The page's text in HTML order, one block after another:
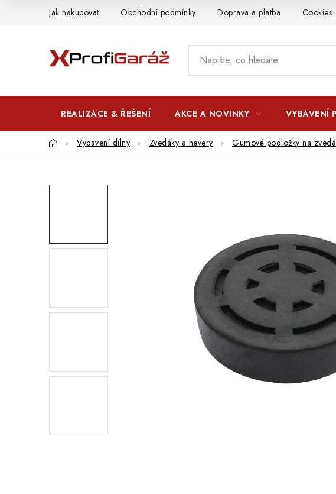
Jak nakupovat Obchodní podmínky Doprava a platba Cookies
REALIZACE & ŘEŠENÍ AKCE A NOVINKY VYBAVENÍ
DomůVybavení dílny Zvedáky a hevery Gumové podložky na